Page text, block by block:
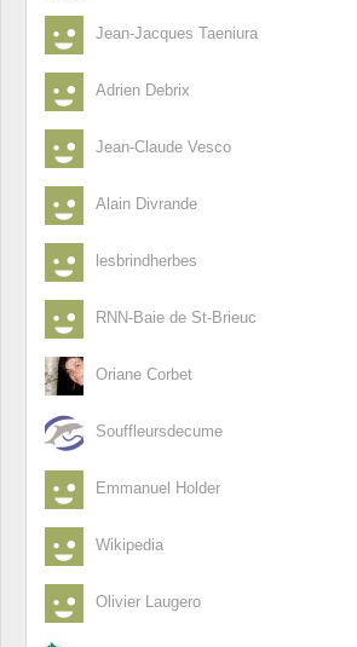
Jean-Jacques Taeniura
Adrien Debrix
Jean-Claude Vesco
Alain Divrande
lesbrindherbes
RNN-Baie de St-Brieuc
Oriane Corbet
Souffleursdecume
Emmanuel Holder
Wikipedia
Olivier Laugero